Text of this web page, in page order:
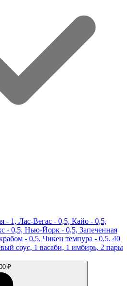
- 1, Лас-Вегас - 0,5, Кайо - 0,5,
- 0,5, Нью-Йорк - 0,5, Запеченная
- 0,5, Чикен темпура - 0,5. 40
соус, 1 васаби, 1 имбирь, 2 пары
₽